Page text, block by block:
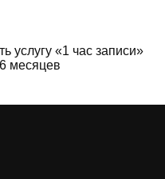
услугу «1 час записи»
месяцев